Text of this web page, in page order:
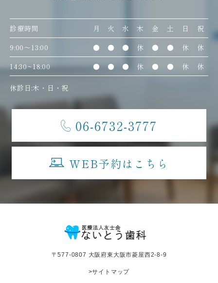
診療時間 月 火 水 木 金 土 日
祝
9:00〜13:00
● ● ● 休 ● ● 休
休
14:30~18:00
● ● ● 休 ● ● 休 休
休診日:木・日・祝
06-6732-3777
WEB予約はこちら
〒577-0807 大阪府東大阪市菱屋西2-8-9
>サイトマップ